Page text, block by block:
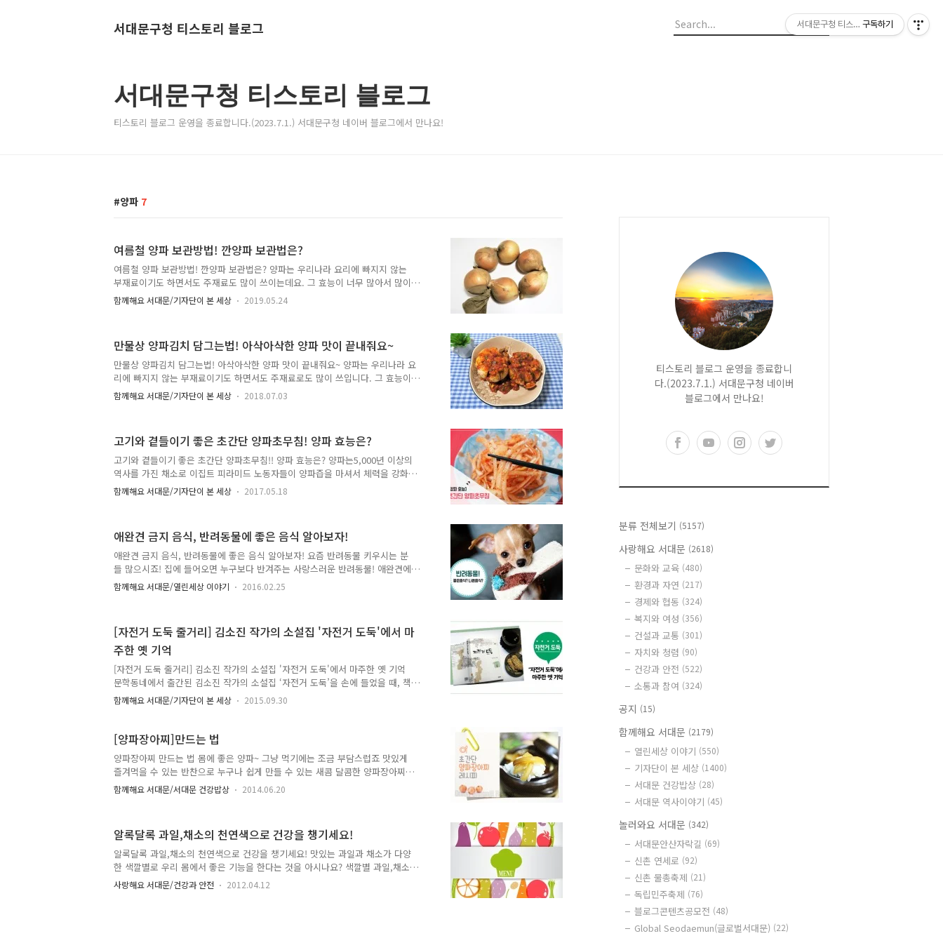
서대문구청 티스토리 블로그
서대문구청 티스토리 블로그
티스토리 블로그 운영을 종료합니다.(2023.7.1.) 서대문구청 네이버 블로그에서 만나요!
양파 7
여름철 양파 보관방법! 깐양파 보관법은?
여름철 양파 보관방법! 깐양파 보관법은? 양파는 우리나라 요리에 빠지지 않는
부재료이기도 하면서도 주재료도 많이 쓰이는데요. 그 효능이 너무 많아서 많이
드시라고 권장하고 싶은 채소입니다. 다이어트에 좋은 것은 물론입니다. 양파는
5천년 이상의 역사를 가진 채소로 이집트 피라미드 노동자들이 양파즙을 마셔서
려드릴게요. 방송에서 본 내용을 따라해봤습니다. 양파 보관방법 준비물 양파 1
망, 스타킹, 지퍼백, 비닐랩, 키친타올 등 양파 한 봉지를 구입했어요. 구멍난 스
타킹을 재활용하면 더욱 좋은데요. 사용한 스타킹은 깨끗이 빨아서 말린 다음 사
용하세요. 양파는 ..
함께해요 서대문/기자단이 본 세상 2019.05.24
만물상 양파김치 담그는법! 아삭아삭한 양파 맛이 끝내줘요~
만물상 양파김치 담그는법! 아삭아삭한 양파 맛이 끝내줘요~ 양파는 우리나라 요
리에 빠지지 않는 부재료이기도 하면서도 주재료로도 많이 쓰입니다. 그 효능이
너무 많아서 많이 드시라고 권장하고 싶은 채소입니다. 다이어트에도 좋은 것은
물론이고요. 양파는 5천년 이상의 역사를 가진 채소로 이집트 피라미드 노동자들
래둬도 물러지지 않고 아삭한 만물상 양파김치를 소개하겠습니다. TONG지기와
함께 만들어볼까요~^^ 양파김치 재료 재료 양파 2kg(10-12개), 양파절임용(따뜻
한 물 6컵, 멸치액젓 1컵),쪽파 50g, 부추 50g, 무 100g, 홍고추2개, 다..
함께해요 서대문/기자단이 본 세상 2018.07.03
고기와 곁들이기 좋은 초간단 양파초무침! 양파 효능은?
고기와 곁들이기 좋은 초간단 양파초무침!! 양파 효능은? 양파는5,000년 이상의
역사를 가진 채소로 이집트 피라미드 노동자들이 양파즙을 마셔서 체력을 강화
했다는 기록이 있을 만큼 피로회복과 체력향상에 도움을 주는 식품이기도 합니
다. 그러므로 양파를 반찬으로 해먹거나 차처럼 수시로 마셔주면 건강에 더없이
식초 1/2큰술, 매실액 1큰술, 통깨 1/2큰술 등 큰 양파 한 개면 200g 정도 됩니
다. 곱게 채썰어주세요. 찬물에 헹궈서 매운 맛을 제거하고 체에 받쳐서 물기를
빼줍니다. 양념장은 고운 고추가루 1/2큰술, 간장 1/2큰술, 까나..
함께해요 서대문/기자단이 본 세상 2017.05.18
애완견 금지 음식, 반려동물에 좋은 음식 알아보자!
애완견 금지 음식, 반려동물에 좋은 음식 알아보자! 요즘 반려동물 키우시는 분
들 많으시죠! 집에 들어오면 누구보다 반겨주는 사랑스러운 반려동물! 애완견에
게 어떤 음식을 주고 계신가요? 내가 먹는 음식을 반려동물에게 줘도 될까요??
안되요!! 반려동물에 도움을 주는 음식! 해가 되는 음식! TONG지기와 함께 알아
초콜릿입니다. 우리에는 달고 맛있는 초콜렛, 하지만 강아지가 먹으면 구토나 설
사, 불규칙한 심장박동을 일으키게 됩니다. 포도와 건포도는 신부전증을 유발시
킬 수 있어서 조심해주셔야 합니다. 이외에도 마른 오징어, 문어, 조개, 새우 등
의 어패..
함께해요 서대문/열린세상 이야기 2016.02.25
[자전거 도둑 줄거리] 김소진 작가의 소설집 '자전거 도둑'에서 마
주한 옛 기억
[자전거 도둑 줄거리] 김소진 작가의 소설집 '자전거 도둑'에서 마주한 옛 기억
문학동네에서 출간된 김소진 작가의 소설집 ‘자전거 도둑’을 손에 들었을 때, 책
표지를 보고 마음이 어린 시절로 돌아간 듯 했다. 전봇대와 작은 집들, 빵가게,
자전거를 타고 가는 소년, 빨랫줄에 널린 빨래 등이 파스텔톤으로 그려진 표지는
태어났으며 1991년 경향신문 신춘문예에 단편소설가 당선되어 작품 활동을 시작
했다고 하는데 너무나 애석하게도 1997년, 이른 나이에 암으로 세상을 떠났다.
서른넷의 젊은 나이에 세상을 떠나기 전까지 많은 단편소설과 중편소설, 장편소
설을 발표했으니 그의 창작열이 얼마나 대단했는지 알 수 있다. 12편의 단편소설
과..
함께해요 서대문/기자단이 본 세상 2015.09.30
[양파장아찌]만드는 법
양파장아찌 만드는 법 몸에 좋은 양파~ 그냥 먹기에는 조금 부담스럽죠 맛있게
즐겨먹을 수 있는 반찬으로 누구나 쉽게 만들 수 있는 새콤 달콤한 양파장아찌
레시피를 공개합니다. :) 양파장아찌를 만들기 전 양파에 대해 간단하게 알아볼까
요 효 능 : 혈당을 낮춰주며, 소화촉진 심장질환, 숙취해독, 니코틴 해독등에 도움
간장, 식초, 설탕, 고추 양파를 손질해서 깨끗히 씻은 후 썰어서 준비 해 주세요
* 간장물 만들기 * 물(1), 간장(1.5), 식초 (1.5), 설탕(1.5)를 혼합해주세요 혼합한
뒤 팔팔 끓여줍니다. 유리병에 준비한 양파를 담은..
함께해요 서대문/서대문 건강밥상 2014.06.20
알록달록 과일,채소의 천연색으로 건강을 챙기세요!
알록달록 과일,채소의 천연색으로 건강을 챙기세요! 맛있는 과일과 채소가 다양
한 색깔별로 우리 몸에서 좋은 기능을 한다는 것을 아시나요? 색깔별 과일,채소
그리고 그 과일과 채소의 효능에 대해 말씀드릴게요 :) 녹색과일 : 키위, 메론, 초
록사과, 청포도, 샐러리, 브로콜리, 시금치, 케일, 돌미나리, 오이, 양상추, 고추
사랑해요 서대문/건강과 안전 2012.04.12
티스토리 블로그 운영을 종료합니
다.(2023.7.1.) 서대문구청 네이버
블로그에서 만나요!
분류 전체보기 (5157)
사랑해요 서대문 (2618)
문화와 교육 (480)
환경과 자연 (217)
경제와 협동 (324)
복지와 여성 (356)
건설과 교통 (301)
자치와 청렴 (90)
건강과 안전 (522)
소통과 참여 (324)
공지 (15)
함께해요 서대문 (2179)
열린세상 이야기 (550)
기자단이 본 세상 (1400)
서대문 건강밥상 (28)
서대문 역사이야기 (45)
놀러와요 서대문 (342)
서대문안산자락길 (69)
신촌 연세로 (92)
신촌 물총축제 (21)
독립민주축제 (76)
블로그콘텐츠공모전 (48)
Global Seodaemun(글로벌서대문) (22)
서대문구청 티스토리 블로그
구독하기